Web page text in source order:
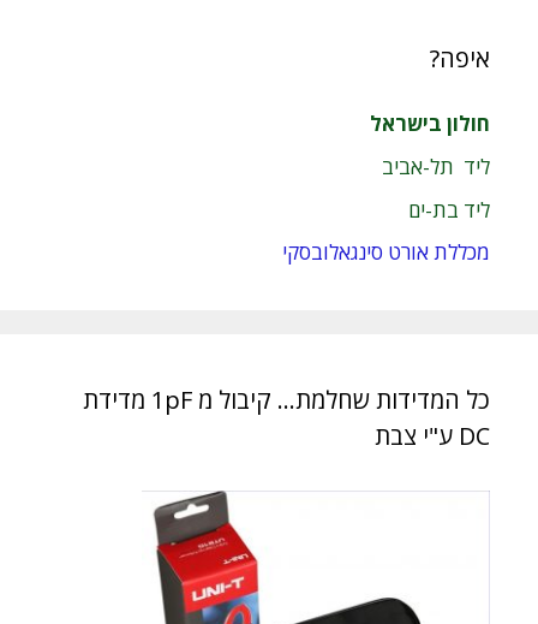
איפה?
חולון בישראל
ליד תל-אביב
ליד בת-ים
מכללת אורט סינגאלובסקי
כל המדידות שחלמת… קיבול מ 1pF מדידת
DC ע"י צבת